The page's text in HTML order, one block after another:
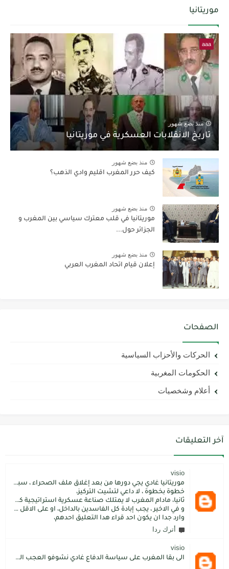
موريتانيا
aaa
منذ بضع شهور
تاريخ الانقلابات العسكرية في موريتانيا
منذ بضع شهور
كيف حرر المغرب اقليم وادي الذهب؟
منذ بضع شهور
موريتانيا في قلب معترك سياسي بين المغرب و
الجزائر حول...
منذ بضع شهور
إعلان قيام اتحاد المغرب العربي
الصفحات
الحركات والأحزاب السياسية
الحكومات المغربية
أعلام وشخصيات
آخر التعليقات
visio
موريتانيا غادي يجي دورها من بعد إغلاق ملف الصحراء ، سبتة مليلية و الجزر،
خطوة بخطوة ، لا داعي لتشيت التركيز،
ثانيا، مادام المغرب لا يمتلك صناعة عسكرية استراتيجية كما فعل الاتراك فسيبقى داءما محل اطماع الغير،
و في الاخير ، يجب إبادة كل الفاسدين بالداخل، او على الاقل كما فعل محمد بن سلمان: قم بتسليم الاموال المنهوبة او المشنقة(حرفيا)، فقط هم بضعة آلاف ليسوا كُثر.
وارد جدا ان يكون احد قراء هدا التعليق احدهم،
أترك ردا
visio
الى بقا المغرب على سياسة الدفاع غادي نشوفو العجب المعجب من دولة الكبرانات.. دولة ما عندها تاريخ كاتسرق تراتنا ، اراضبنا و تاريخنا و حنا جالسين كانتسناو في الامم المتحدة تعطينا حل و الواقع هو كل عام مشكلتنا كاتعقد مع دولة الشر.. فرنسا اكبر شيطان من مازال حطا صبعها في شمال افريقيا، كانزيدو مشكل على مشكل اللهم كبرها تصغار .. الانسان هو لي يموت على ولادو و على ارضو